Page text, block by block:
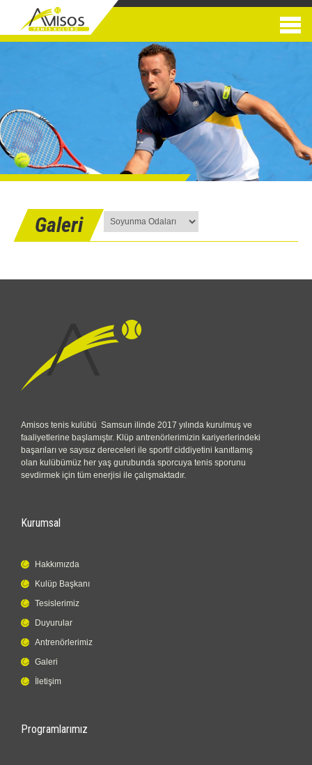
Galeri
Amisos tenis kulübü Samsun ilinde 2017 yılında kurulmuş ve
faaliyetlerine başlamıştır. Klüp antrenörlerimizin kariyerlerindeki
başarıları ve sayısız dereceleri ile sportif ciddiyetini kanıtlamış
olan kulübümüz her yaş gurubunda sporcuya tenis sporunu
sevdirmek için tüm enerjisi ile çalışmaktadır.
Kurumsal
Hakkımızda
Kulüp Başkanı
Tesislerimiz
Duyurular
Antrenörlerimiz
Galeri
İletişim
Programlarımız